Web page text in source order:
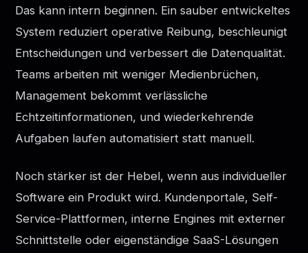
Das kann intern beginnen. Ein sauber entwickeltes
System reduziert operative Reibung, beschleunigt
Entscheidungen und verbessert die Datenqualität.
Teams arbeiten mit weniger Medienbrüchen,
Management bekommt verlässliche
Echtzeitinformationen, und wiederkehrende
Aufgaben laufen automatisiert statt manuell.
Noch stärker ist der Hebel, wenn aus individueller
Software ein Produkt wird. Kundenportale, Self-
Service-Plattformen, interne Engines mit externer
Schnittstelle oder eigenständige SaaS-Lösungen